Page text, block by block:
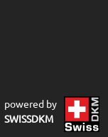
powered by
SWISSDKM